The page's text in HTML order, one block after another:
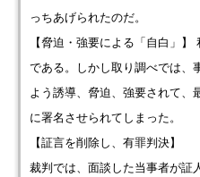
っちあげられたのだ。
【脅迫・強要による「自白」
である。しかし取り調べでは、
よう誘導、脅迫、強要されて、
に署名させられてしまった。
【証言を削除し、有罪判決】
裁判では、面談した当事者が証